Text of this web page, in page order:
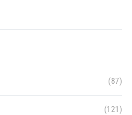
(87)
(121)